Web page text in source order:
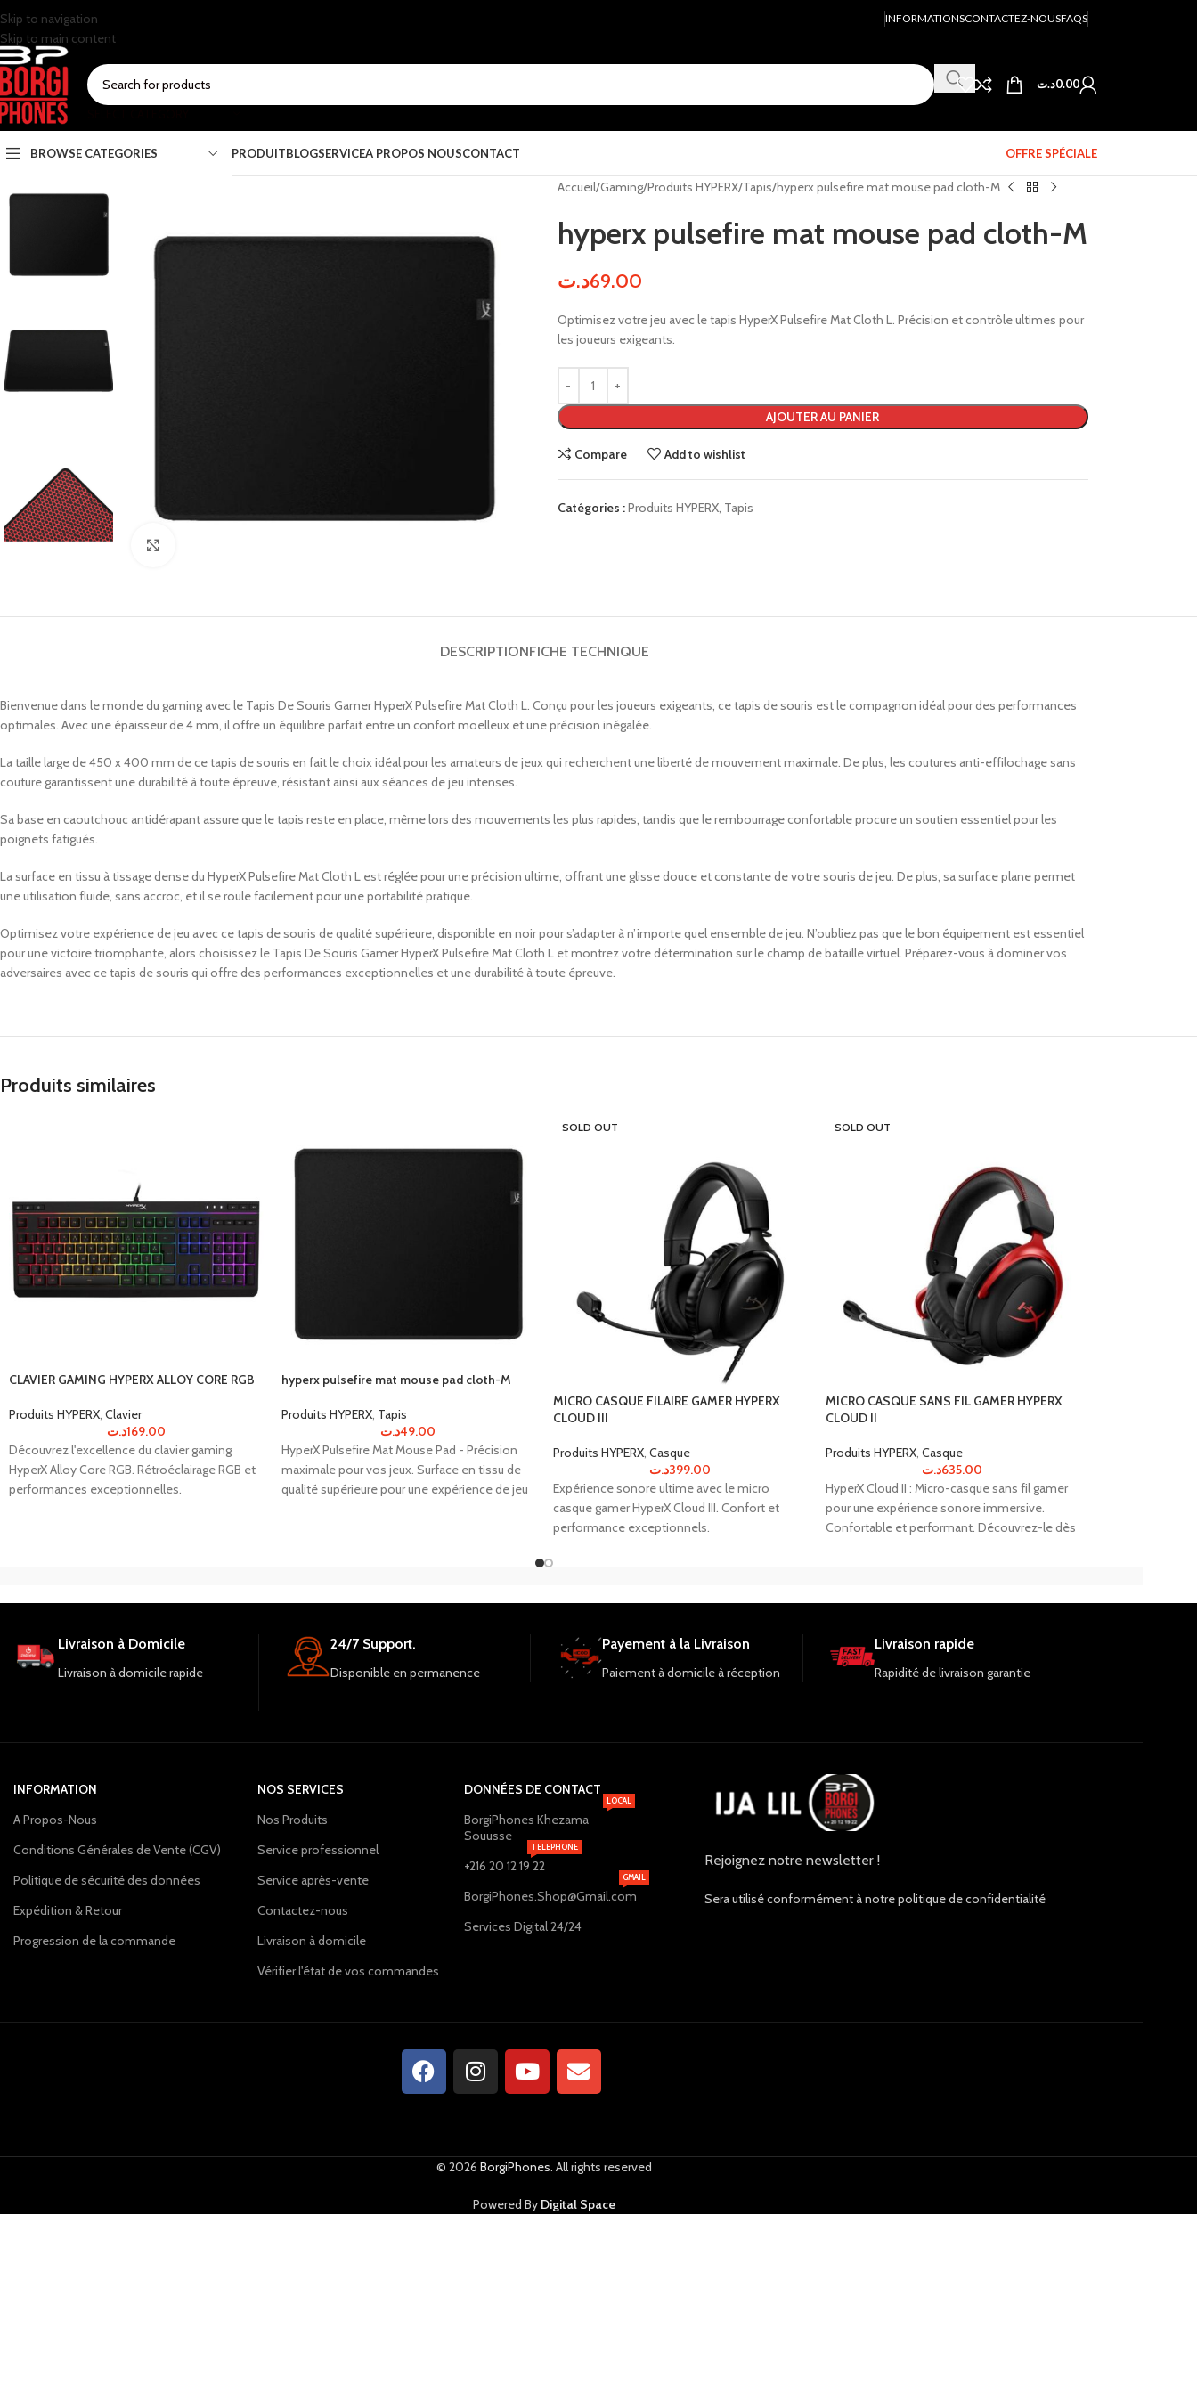
Skip to navigation
Skip to main content
INFORMATIONSCONTACTEZ-NOUSFAQS
0.00د.ت
BROWSE CATEGORIES PRODUITBLOGSERVICEA PROPOS NOUSCONTACT OFFRE SPÉCIALE
Accueil Gaming Produits HYPERX Tapis hyperx pulsefire mat mouse pad cloth-M
hyperx pulsefire mat mouse pad cloth-M
69.00د.ت
Optimisez votre jeu avec le tapis HyperX Pulsefire Mat Cloth L. Précision et contrôle ultimes pour
les joueurs exigeants.
AJOUTER AU PANIER
Compare Add to wishlist
Catégories :Produits HYPERX, Tapis
DESCRIPTIONFICHE TECHNIQUE
Bienvenue dans le monde du gaming avec le Tapis De Souris Gamer HyperX Pulsefire Mat Cloth L. Conçu pour les joueurs exigeants, ce tapis de souris est le compagnon idéal pour des performances
optimales. Avec une épaisseur de 4 mm, il offre un équilibre parfait entre un confort moelleux et une précision inégalée.
La taille large de 450 x 400 mm de ce tapis de souris en fait le choix idéal pour les amateurs de jeux qui recherchent une liberté de mouvement maximale. De plus, les coutures anti-effilochage sans
couture garantissent une durabilité à toute épreuve, résistant ainsi aux séances de jeu intenses.
Sa base en caoutchouc antidérapant assure que le tapis reste en place, même lors des mouvements les plus rapides, tandis que le rembourrage confortable procure un soutien essentiel pour les
poignets fatigués.
La surface en tissu à tissage dense du HyperX Pulsefire Mat Cloth L est réglée pour une précision ultime, offrant une glisse douce et constante de votre souris de jeu. De plus, sa surface plane permet
une utilisation fluide, sans accroc, et il se roule facilement pour une portabilité pratique.
Optimisez votre expérience de jeu avec ce tapis de souris de qualité supérieure, disponible en noir pour s’adapter à n’importe quel ensemble de jeu. N’oubliez pas que le bon équipement est essentiel
pour une victoire triomphante, alors choisissez le Tapis De Souris Gamer HyperX Pulsefire Mat Cloth L et montrez votre détermination sur le champ de bataille virtuel. Préparez-vous à dominer vos
adversaires avec ce tapis de souris qui offre des performances exceptionnelles et une durabilité à toute épreuve.
Produits similaires
CLAVIER GAMING HYPERX ALLOY CORE RGB
Produits HYPERX Clavier
169.00د.ت
Découvrez l'excellence du clavier gaming
HyperX Alloy Core RGB. Rétroéclairage RGB et
performances exceptionnelles.
hyperx pulsefire mat mouse pad cloth-M
Produits HYPERX, Tapis
49.00د.ت
HyperX Pulsefire Mat Mouse Pad - Précision
maximale pour vos jeux. Surface en tissu de
qualité supérieure pour une expérience de jeu
SOLD OUT
MICRO CASQUE FILAIRE GAMER HYPERX
CLOUD III
Produits HYPERX Casque
399.00د.ت
Expérience sonore ultime avec le micro
casque gamer HyperX Cloud III. Confort et
performance exceptionnels.
SOLD OUT
MICRO CASQUE SANS FIL GAMER HYPERX
CLOUD II
Produits HYPERX, Casque
635.00د.ت
HyperX Cloud II : Micro-casque sans fil gamer
pour une expérience sonore immersive.
Confortable et performant. Découvrez-le dès
Livraison à Domicile
Livraison à domicile rapide
24/7 Support.
Disponible en permanence
Payement à la Livraison
Paiement à domicile à réception
Livraison rapide
Rapidité de livraison garantie
INFORMATION
A Propos-Nous
Conditions Générales de Vente (CGV)
Politique de sécurité des données
Expédition & Retour
Progression de la commande
NOS SERVICES
Nos Produits
Service professionnel
Service après-vente
Contactez-nous
Livraison à domicile
Vérifier l'état de vos commandes
DONNÉES DE CONTACT
BorgiPhones Khezama
Souusse
LOCAL
+216 20 12 19 22
TELEPHONE
BorgiPhones.Shop@Gmail.com
GMAIL
Services Digital 24/24
Rejoignez notre newsletter !
Sera utilisé conformément à notre politique de confidentialité
© 2026 BorgiPhones. All rights reserved
Powered By Digital Space